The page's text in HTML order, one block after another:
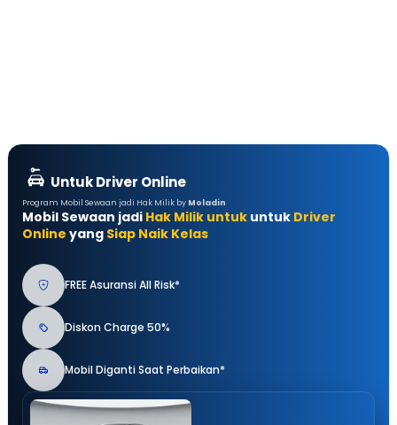
Untuk Driver Online
Program Mobil Sewaan jadi Hak Milik by Moladin
Mobil Sewaan jadi Hak Milik untuk untuk Driver
Online yang Siap Naik Kelas
FREE Asuransi All Risk*
Diskon Charge 50%
Mobil Diganti Saat Perbaikan*